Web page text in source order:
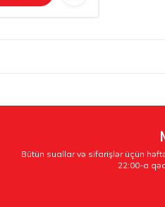
Bütün suallar və sifarişlər üçün
22:00-a